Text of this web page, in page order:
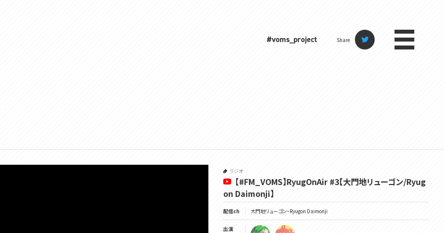
#voms_project Share
ラジオ
【#FM_VOMS】RyugOnAir #3【大門地リューゴン/Ryug
on Daimonji】
配信ch 大門地リューゴン・Ryugon Daimonji
出演